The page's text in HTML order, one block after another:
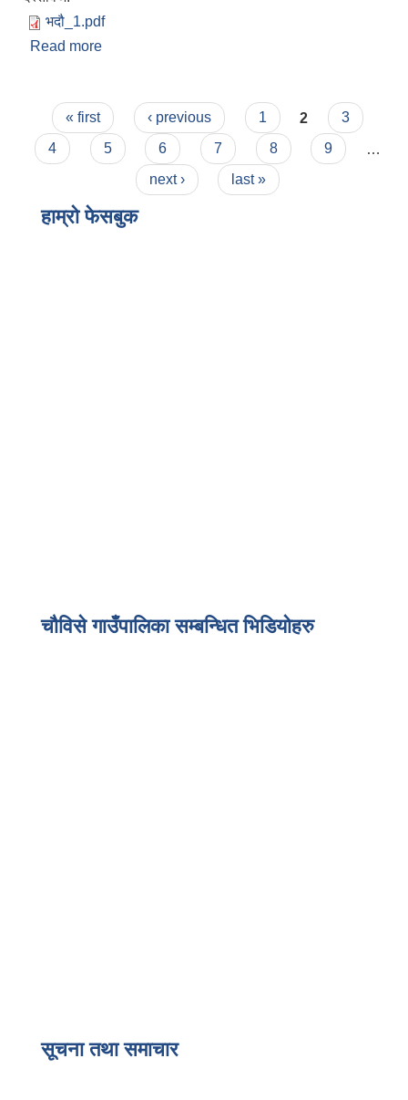
भदौ_1.pdf
Read more
Pages
« first ‹ previous 1 2
3
4
5 6 7 8 9
…
next ›
last »
हाम्राे फेसबुक
चौविसे गाउँपालिका सम्बन्धित भिडियोहरु
सूचना तथा समाचार